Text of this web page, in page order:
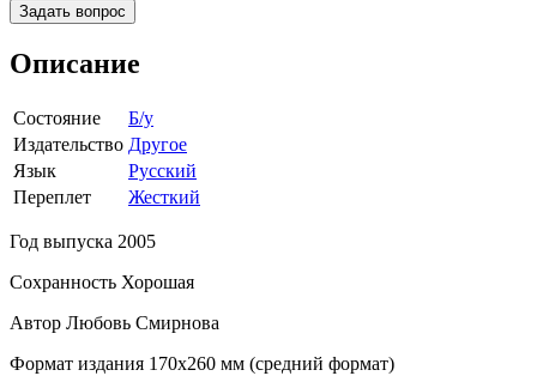
Задать вопрос
Описание
Состояние
Б/у
Издательство Другое
Язык
Русский
Переплет
Жесткий
Год выпуска 2005
Сохранность Хорошая
Автор Любовь Смирнова
Формат издания 170х260 мм (средний формат)